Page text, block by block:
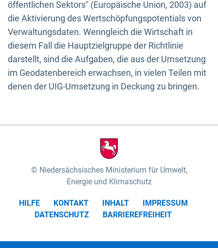
öffentlichen Sektors" (Europäische Union, 2003) auf
die Aktivierung des Wertschöpfungspotentials von
Verwaltungsdaten. Wenngleich die Wirtschaft in
diesem Fall die Hauptzielgruppe der Richtlinie
darstellt, sind die Aufgaben, die aus der Umsetzung
im Geodatenbereich erwachsen, in vielen Teilen mit
denen der UIG-Umsetzung in Deckung zu bringen.
Niedersächsisches Ministerium für Umwelt,
Energie und Klimaschutz
HILFE KONTAKT INHALT
IMPRESSUM
DATENSCHUTZ
BARRIEREFREIHEIT